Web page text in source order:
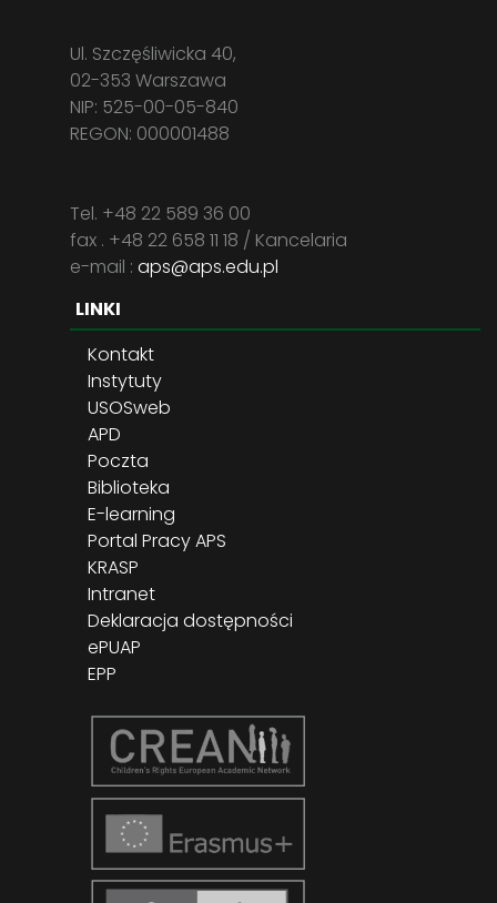
Ul. Szczęśliwicka 40,
02-353 Warszawa
NIP: 525-00-05-840
REGON: 000001488
Tel. +48 22 589 36 00
fax . +48 22 658 11 18 / Kancelaria
e-mail : aps@aps.edu.pl
LINKI
Kontakt
Instytuty
USOSweb
APD
Poczta
Biblioteka
E-learning
Portal Pracy APS
KRASP
Intranet
Deklaracja dostępności
ePUAP
EPP